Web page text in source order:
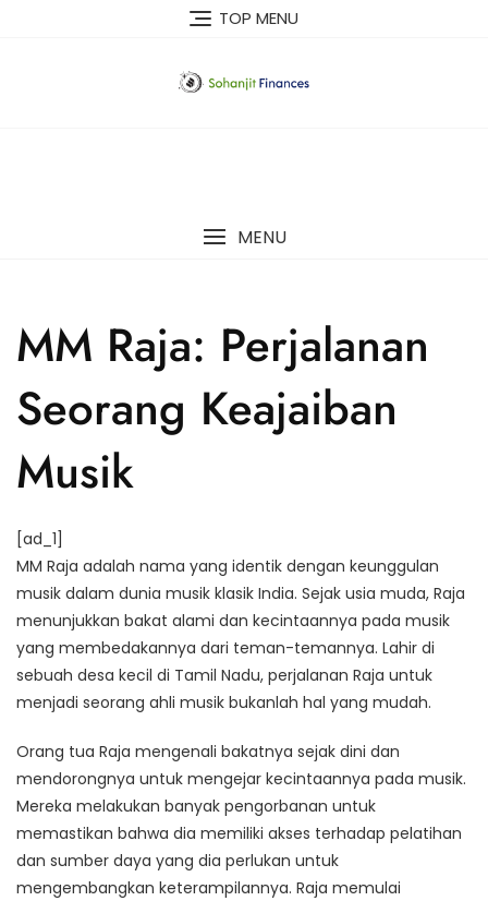
TOP MENU
MENU
MM Raja: Perjalanan
Seorang Keajaiban
Musik
[ad_1]
MM Raja adalah nama yang identik dengan keunggulan
musik dalam dunia musik klasik India. Sejak usia muda, Raja
menunjukkan bakat alami dan kecintaannya pada musik
yang membedakannya dari teman-temannya. Lahir di
sebuah desa kecil di Tamil Nadu, perjalanan Raja untuk
menjadi seorang ahli musik bukanlah hal yang mudah.
Orang tua Raja mengenali bakatnya sejak dini dan
mendorongnya untuk mengejar kecintaannya pada musik.
Mereka melakukan banyak pengorbanan untuk
memastikan bahwa dia memiliki akses terhadap pelatihan
dan sumber daya yang dia perlukan untuk
mengembangkan keterampilannya. Raja memulai